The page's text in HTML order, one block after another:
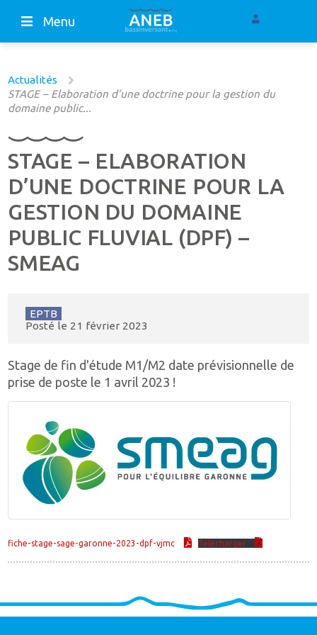
Menu
Actualités
STAGE – Elaboration d’une doctrine pour la gestion du
domaine public...
STAGE – ELABORATION
D’UNE DOCTRINE POUR LA
GESTION DU DOMAINE
PUBLIC FLUVIAL (DPF) –
SMEAG
EPTB
Posté le 21 février 2023
Stage de fin d'étude M1/M2 date prévisionnelle de
prise de poste le 1 avril 2023 !
fiche-stage-sage-garonne-2023-dpf-vjmc Télécharger